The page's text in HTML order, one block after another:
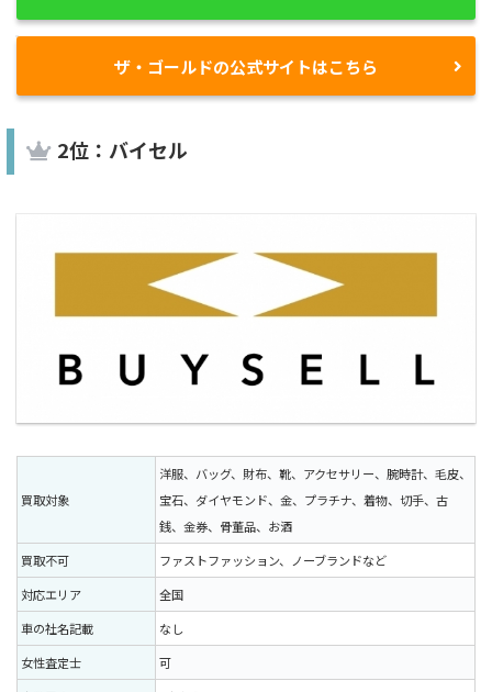
ザ・ゴールドの公式サイトはこちら
2位：バイセル
買取対象
洋服、バッグ、財布、靴、アクセサリー、腕時計、毛皮、
宝石、ダイヤモンド、金、プラチナ、着物、切手、古
銭、金券、骨董品、お酒
買取不可
ファストファッション、ノーブランドなど
対応エリア
全国
車の社名記載
なし
女性査定士
可